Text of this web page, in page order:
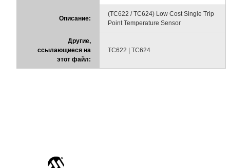
Описание:
(TC622 / TC624) Low Cost Single Trip
Point Temperature Sensor
Другие,
ссылающиеся на
этот файл:
TC622 | TC624